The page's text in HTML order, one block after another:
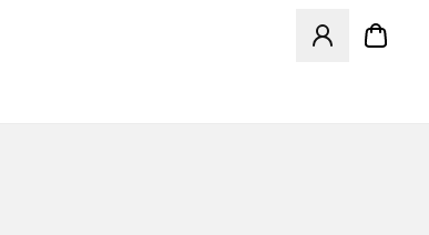
Abre un modal